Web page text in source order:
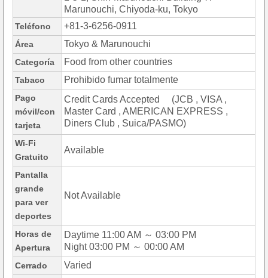
Marunouchi, Chiyoda-ku, Tokyo
Teléfono +81-3-6256-0911
Área Tokyo & Marunouchi
Categoría Food from other countries
Tabaco Prohibido fumar totalmente
Pago
móvil/con
tarjeta
Credit Cards Accepted (JCB , VISA ,
Master Card , AMERICAN EXPRESS ,
Diners Club , Suica/PASMO)
Wi-Fi
Gratuito
Available
Pantalla
grande
para ver
deportes
Not Available
Horas de
Apertura
Daytime 11:00 AM ～ 03:00 PM
Night 03:00 PM ～ 00:00 AM
Cerrado Varied